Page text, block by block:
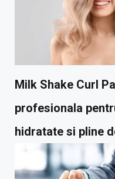
Milk Shake Curl
profesionala
hidratate si pline